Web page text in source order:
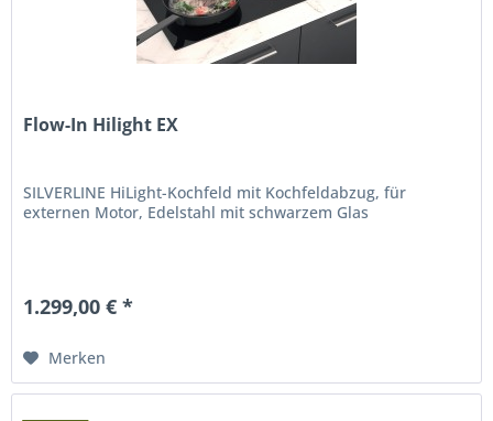
Flow-In Hilight EX
SILVERLINE HiLight-Kochfeld mit Kochfeldabzug, für
externen Motor, Edelstahl mit schwarzem Glas
1.299,00 € *
Merken